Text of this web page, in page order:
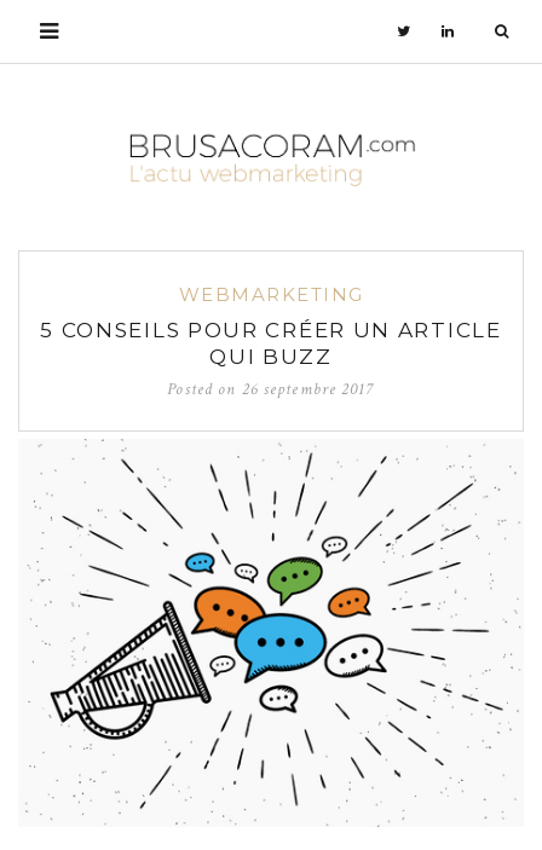
WEBMARKETING
5 CONSEILS POUR CRÉER UN ARTICLE
QUI BUZZ
Posted on 26 septembre 2017